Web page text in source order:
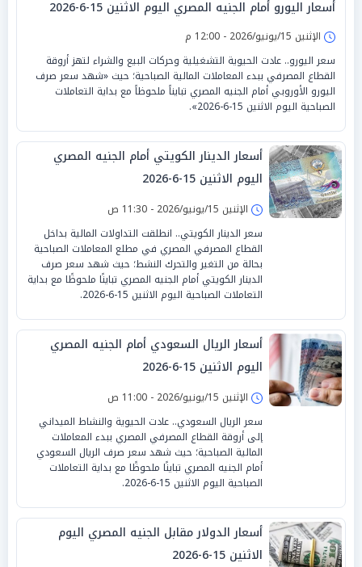
أسعار اليورو أمام الجنيه المصري اليوم الاثنين 15-6-2026
الإثنين 15/يونيو/2026 - 12:00 م
سعر اليورو.. عادت الحيوية التشغيلية وحركات البيع والشراء لتهز أروقة
القطاع المصرفي ببدء المعاملات المالية الصباحية؛ حيث «شهد سعر صرف
اليورو الأوروبي أمام الجنيه المصري تبايناً ملحوظاً مع بداية التعاملات
الصباحية اليوم الاثنين 15-6-2026».
أسعار الدينار الكويتي أمام الجنيه المصري
اليوم الاثنين 15-6-2026
الإثنين 15/يونيو/2026 - 11:30 ص
سعر الدينار الكويتي.. انطلقت التداولات المالية بداخل
القطاع المصرفي المصري في مطلع المعاملات الصباحية
بحالة من التغير والتحرك النشط؛ حيث شهد سعر صرف
الدينار الكويتي أمام الجنيه المصري تباينًا ملحوظًا مع بداية
التعاملات الصباحية اليوم الاثنين 15-6-2026.
أسعار الريال السعودي أمام الجنيه المصري
اليوم الاثنين 15-6-2026
الإثنين 15/يونيو/2026 - 11:00 ص
سعر الريال السعودي.. عادت الحيوية والنشاط الميداني
إلى أروقة القطاع المصرفي المصري ببدء المعاملات
المالية الصباحية؛ حيث شهد سعر صرف الريال السعودي
أمام الجنيه المصري تباينًا ملحوظًا مع بداية التعاملات
الصباحية اليوم الاثنين 15-6-2026.
أسعار الدولار مقابل الجنيه المصري اليوم
الاثنين 15-6-2026